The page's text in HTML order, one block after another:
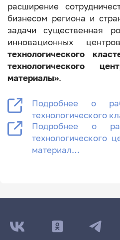
расширение
бизнесом региона и
задачи существенная
инновационных
технологического
технологического
материалы».
Подробнее о
технологического
Подробнее о
технологического
материал…